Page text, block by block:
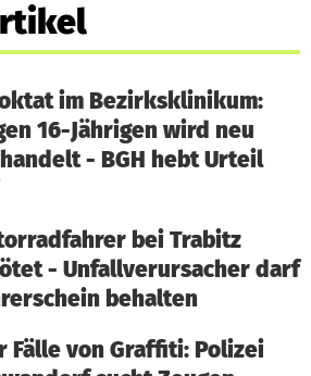
im Bezirksklinikum:
16-Jährigen wird neu
- BGH hebt Urteil
bei Trabitz
- Unfallverursacher darf
behalten
Fälle von Graffiti: Polizei